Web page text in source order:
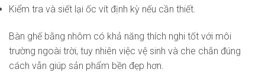
Kiểm tra và siết lại ốc vít định kỳ nếu cần thiết.
Bàn ghế bằng nhôm có khả năng thích nghi tốt với môi
trường ngoài trời, tuy nhiên việc vệ sinh và che chắn đúng
cách vẫn giúp sản phẩm bền đẹp hơn.